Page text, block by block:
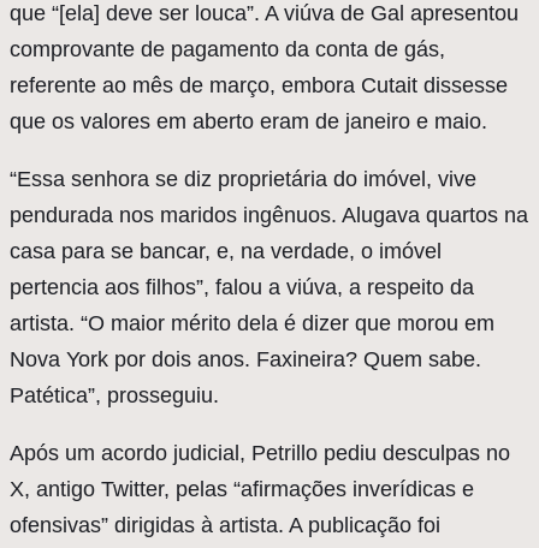
que “[ela] deve ser louca”. A viúva de Gal apresentou
comprovante de pagamento da conta de gás,
referente ao mês de março, embora Cutait dissesse
que os valores em aberto eram de janeiro e maio.
“Essa senhora se diz proprietária do imóvel, vive
pendurada nos maridos ingênuos. Alugava quartos na
casa para se bancar, e, na verdade, o imóvel
pertencia aos filhos”, falou a viúva, a respeito da
artista. “O maior mérito dela é dizer que morou em
Nova York por dois anos. Faxineira? Quem sabe.
Patética”, prosseguiu.
Após um acordo judicial, Petrillo pediu desculpas no
X, antigo Twitter, pelas “afirmações inverídicas e
ofensivas” dirigidas à artista. A publicação foi